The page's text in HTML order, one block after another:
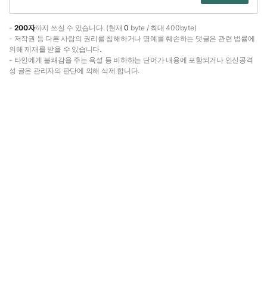
- 200자까지 쓰실 수 있습니다. (현재0 byte / 최대 400byte)
- 저작권 등 다른 사람의 권리를 침해하거나 명예를 훼손하는 댓글은 관련 법률에
의해 제재를 받을 수 있습니다.
- 타인에게 불쾌감을 주는 욕설 등 비하하는 단어가 내용에 포함되거나 인신공격
성 글은 관리자의 판단에 의해 삭제 합니다.